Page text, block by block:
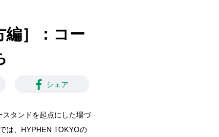
］：コー
シェア
タンドを起点にした場づ
は、HYPHEN TOKYOの